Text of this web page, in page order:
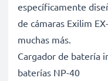
específicamente
de cámaras Exilim
muchas más.
Cargador de batería
baterías NP-40